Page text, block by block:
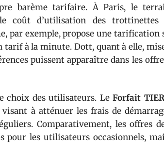
barème tarifaire. À Paris, le
coût d’utilisation des trottinettes
par exemple, propose une tarification
tarif à la minute. Dott, quant à elle,
puissent apparaître dans les
choix des utilisateurs. LeForfait TIER
à atténuer les frais de
Comparativement, les offres
pour les utilisateurs occasionnels,